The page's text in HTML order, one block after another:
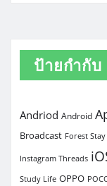
ป้ายกำกับ
Andriod Android
Broadcast Forest
Instagram Threads
Study Life OPPO